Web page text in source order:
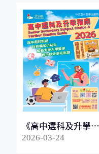
《高中選科及升學指
南2026》
2026-03-24